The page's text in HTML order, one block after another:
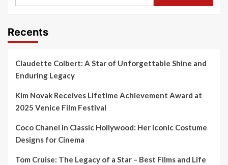
Recents
Claudette Colbert: A Star of Unforgettable Shine and
Enduring Legacy
Kim Novak Receives Lifetime Achievement Award at
2025 Venice Film Festival
Coco Chanel in Classic Hollywood: Her Iconic Costume
Designs for Cinema
Tom Cruise: The Legacy of a Star – Best Films and Life